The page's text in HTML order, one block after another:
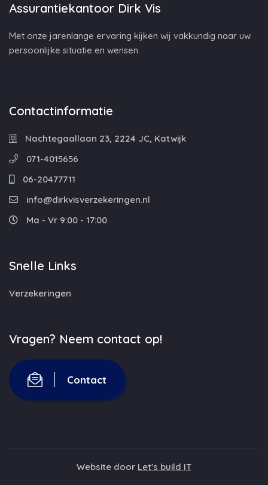
Assurantiekantoor Dirk Vis
Met onze jarenlange ervaring kijken wij vakkundig naar uw
persoonlijke situatie en wensen.
Contactinformatie
Nachtegaallaan 23, 2224 JC, Katwijk
071-4015656
06-20477711
info@dirkvisverzekeringen.nl
Ma - Vr 9:00 - 17:00
Snelle Links
Verzekeringen
Vragen? Neem contact op!
Contact
Website door Let's build IT